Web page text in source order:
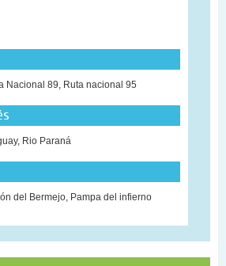
Nacional 89, Ruta nacional 95
Rio Paraná
del Bermejo, Pampa del infierno